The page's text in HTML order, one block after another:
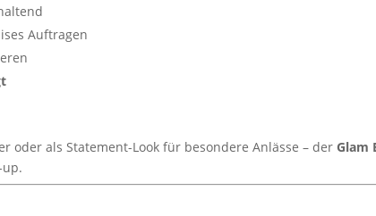
Auftragen
oder als Statement-Look für besondere Anlässe – derGlam